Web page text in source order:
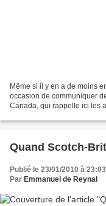
Même si il y en a de moins
occasion de communiquer
Canada, qui rappelle ici les
Quand Scotch-
Publié le 23/01/2010 à 23:03
Par Emmanuel de Reynal